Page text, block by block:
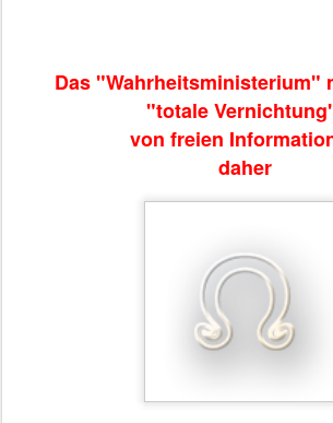
Das "Wahrheitsministerium"
"totale
von freien
daher